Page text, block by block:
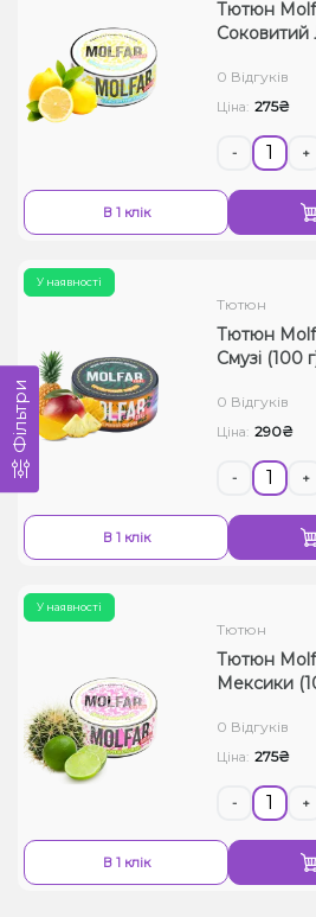
Тютюн
Соковитий
0 Відгуків
Ціна: 275₴
- +
В 1 клік
У наявності
Тютюн
Тютюн
Смузі (100
0 Відгуків
Ціна: 290₴
- +
В 1 клік
У наявності
Тютюн
Тютюн
Мексики
0 Відгуків
Ціна: 275₴
- +
В 1 клік
Фільтри